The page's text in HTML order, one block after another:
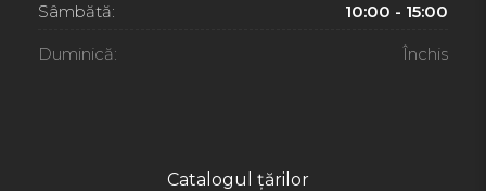
Catalogul țărilor
Sâmbătă: 10:00 - 15:00
Duminică: Închis